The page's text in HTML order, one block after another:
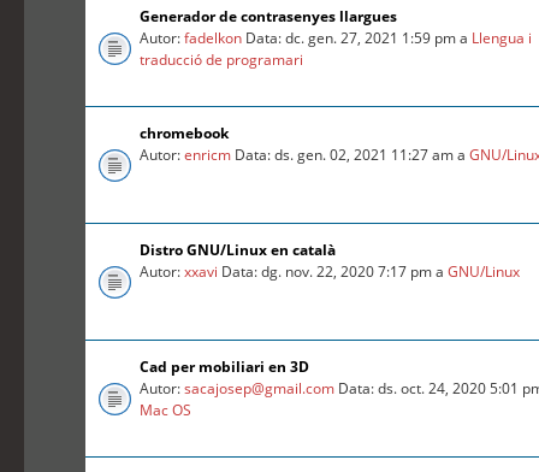
Generador de contrasenyes llargues
Autor:fadelkon Data: dc. gen. 27, 2021 1:59 pm a Llengua i
traducció de programari
chromebook
Autor:enricm Data: ds. gen. 02, 2021 11:27 am aGNU/
Distro GNU/Linux en català
Autor:xxavi Data: dg. nov. 22, 2020 7:17 pm aGNU/Linux
Cad per mobiliari en 3D
Autor:sacajosep@gmail.com Data: ds. oct. 24, 2020 5:01
Mac OS